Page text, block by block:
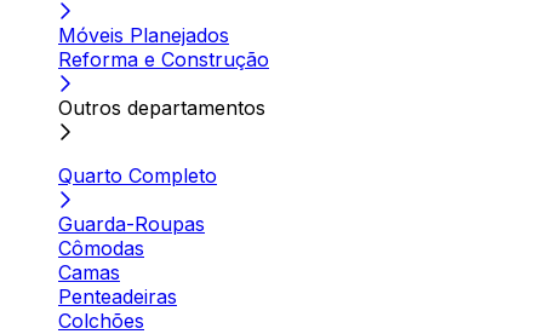
Móveis Planejados
Reforma e Construção
Outros departamentos
Quarto Completo
Guarda-Roupas
Cômodas
Camas
Penteadeiras
Colchões